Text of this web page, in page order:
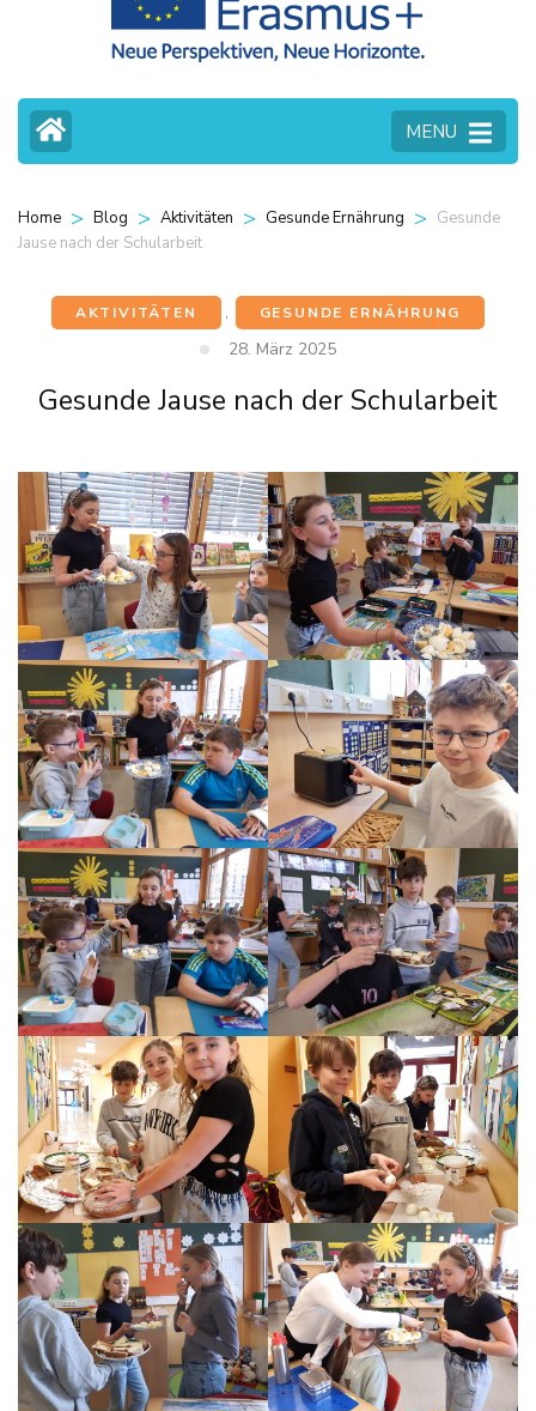
MENU
Home > Blog > Aktivitäten > Gesunde Ernährung > Gesunde
Jause nach der Schularbeit
AKTIVITÄTEN , GESUNDE ERNÄHRUNG
28. März 2025
Gesunde Jause nach der Schularbeit